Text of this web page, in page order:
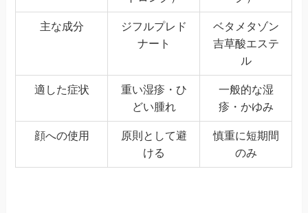
主な成分
ジフルプレド
ナート
ベタメタゾン
吉草酸エステ
ル
適した症状
重い湿疹・ひ
どい腫れ
一般的な湿
疹・かゆみ
顔への使用
原則として避
ける
慎重に短期間
のみ